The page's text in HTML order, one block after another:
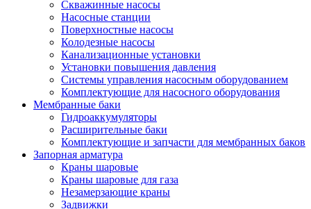
Скважинные насосы
Насосные станции
Поверхностные насосы
Колодезные насосы
Канализационные установки
Установки повышения давления
Системы управления насосным оборудованием
Комплектующие для насосного оборудования
Мембранные баки
Гидроаккумуляторы
Расширительные баки
Комплектующие и запчасти для мембранных баков
Запорная арматура
Краны шаровые
Краны шаровые для газа
Незамерзающие краны
Задвижки